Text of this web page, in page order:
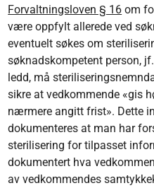
Forvaltningsloven § 16 om
være oppfylt allerede ved
eventuelt søkes om
søknadskompetent person,
ledd, må
sikre at vedkommende «gis
nærmere angitt frist». Dette
dokumenteres at man har
sterilisering for tilpasset
dokumentert hva
av vedkommendes